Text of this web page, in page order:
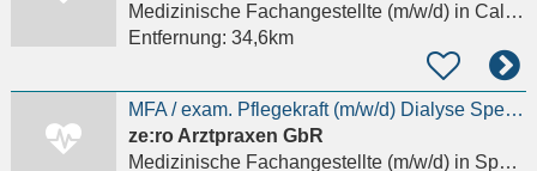
Medizinische Fachangestellte (m/w/d)in Calw, Alzenberg
Entfernung: 34,6km
MFA / exam. Pflegekraft (m/w/d) Dialyse Speyer
ze:ro Arztpraxen GbR
Medizinische Fachangestellte (m/w/d)in Speyer